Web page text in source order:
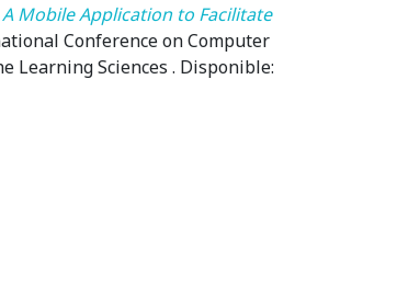
A Mobile Application to Facilitate
Conference on Computer
Learning Sciences . Disponible: